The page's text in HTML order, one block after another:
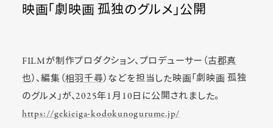
映画「劇映画 孤独のグルメ」公開
FILMが制作プロダクション、プロデューサー（古郡真
也）、編集（相羽千尋）などを担当した映画「劇映画 孤独
のグルメ」が、2025年1月10日に公開されました。
https://gekieiga-kodokunogurume.jp/